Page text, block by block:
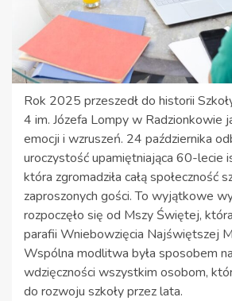
Rok 2025 przeszedł do historii
4 im. Józefa Lompy w Radzionkowie
emocji i wzruszeń. 24 października
uroczystość upamiętniająca 60-lecie
która zgromadziła całą społeczność
zaproszonych gości. To wyjątkowe
rozpoczęło się od Mszy Świętej,
parafii Wniebowzięcia Najświętszej
Wspólna modlitwa była sposobem
wdzięczności wszystkim osobom,
do rozwoju szkoły przez lata.